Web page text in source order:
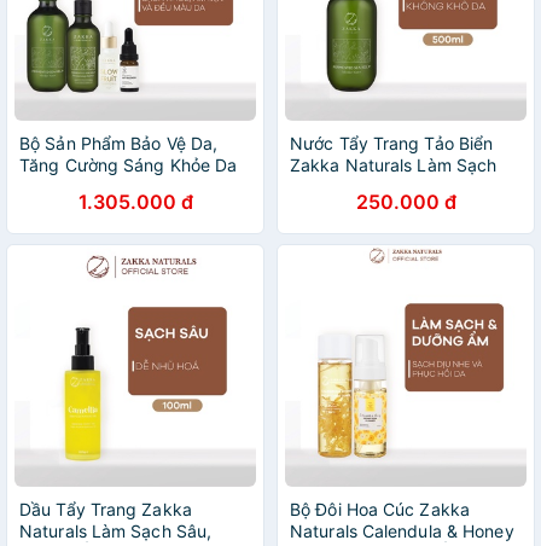
Bộ Sản Phẩm Bảo Vệ Da,
Tăng Cường Sáng Khỏe Da
1.305.000 đ
Nước Tẩy Trang Tảo Biển
Zakka Naturals Làm Sạch
Kelp Micellar Water 500ml
250.000 đ
Dầu Tẩy Trang Zakka
Naturals Làm Sạch Sâu,
Bộ Đôi Hoa Cúc Zakka
Naturals Calendula & Honey